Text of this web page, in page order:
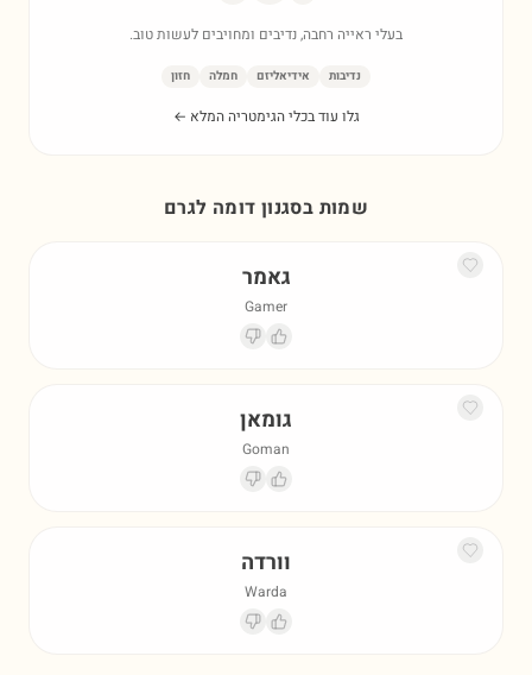
בעלי ראייה רחבה, נדיבים ומחויבים לעשות טוב.
נדיבות אידיאליזם חמלה חזון
גלו עוד בכלי הגימטריה המלא ←
שמות בסגנון דומה לגרם
גאמר
Gamer
גומאן
Goman
וורדה
Warda